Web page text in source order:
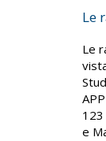
Le
Le
e